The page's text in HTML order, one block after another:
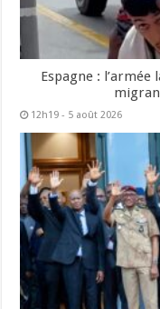
Espagne :
12h19 - 5 août 2026